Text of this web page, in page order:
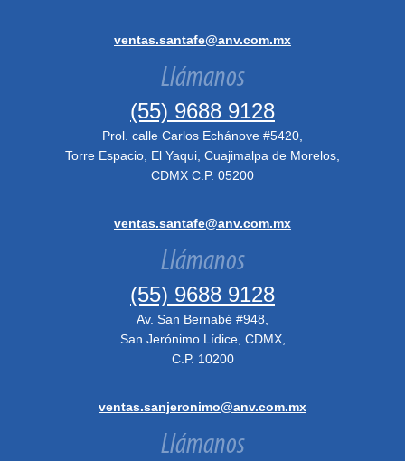
ventas.santafe@anv.com.mx
Llámanos
(55) 9688 9128
Prol. calle Carlos Echánove #5420,
Torre Espacio, El Yaqui, Cuajimalpa de Morelos,
CDMX C.P. 05200
ventas.santafe@anv.com.mx
Llámanos
(55) 9688 9128
Av. San Bernabé #948,
San Jerónimo Lídice, CDMX,
C.P. 10200
ventas.sanjeronimo@anv.com.mx
Llámanos